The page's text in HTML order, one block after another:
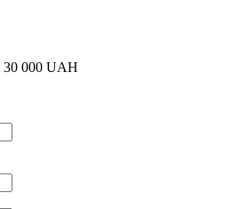
30 000 UAH